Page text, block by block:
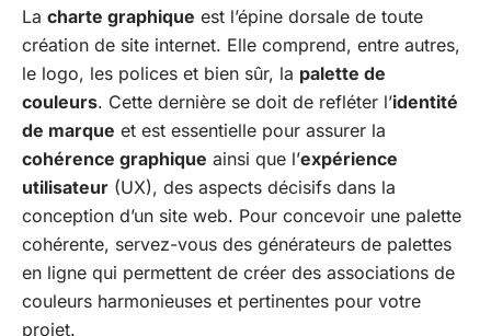
La charte graphique est l’épine dorsale de toute
création de site internet. Elle comprend, entre autres,
le logo, les polices et bien sûr, la palette de
couleurs. Cette dernière se doit de refléter l’identité
de marque et est essentielle pour assurer la
cohérence graphique ainsi que l’expérience
utilisateur (UX), des aspects décisifs dans la
conception d’un site web. Pour concevoir une palette
cohérente, servez-vous des générateurs de palettes
en ligne qui permettent de créer des associations de
couleurs harmonieuses et pertinentes pour votre
projet.